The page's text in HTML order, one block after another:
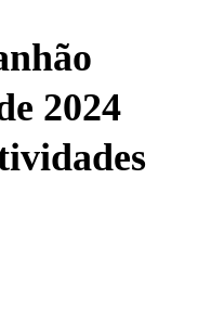
2024